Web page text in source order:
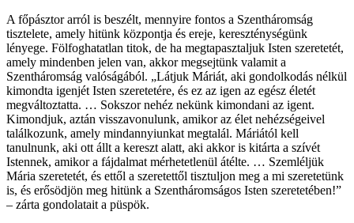
A főpásztor arról is beszélt, mennyire fontos a Szentháromság
tisztelete, amely hitünk központja és ereje, kereszténységünk
lényege. Fölfoghatatlan titok, de ha megtapasztaljuk Isten szeretetét,
amely mindenben jelen van, akkor megsejtünk valamit a
Szentháromság valóságából. „Látjuk Máriát, aki gondolkodás nélkül
kimondta igenjét Isten szeretetére, és ez az igen az egész életét
megváltoztatta. … Sokszor nehéz nekünk kimondani az igent.
Kimondjuk, aztán visszavonulunk, amikor az élet nehézségeivel
találkozunk, amely mindannyiunkat megtalál. Máriától kell
tanulnunk, aki ott állt a kereszt alatt, aki akkor is kitárta a szívét
Istennek, amikor a fájdalmat mérhetetlenül átélte. … Szemléljük
Mária szeretetét, és ettől a szeretettől tisztuljon meg a mi szeretetünk
is, és erősödjön meg hitünk a Szentháromságos Isten szeretetében!”
– zárta gondolatait a püspök.